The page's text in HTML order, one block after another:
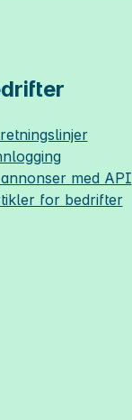
med API
for bedrifter